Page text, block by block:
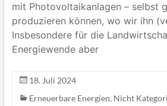
mit Photovoltaikanlagen – selbst
produzieren können, wo wir ihn
Insbesondere für die
Energiewende aber
18. Juli 2024
Erneuerbare Energien, Nicht